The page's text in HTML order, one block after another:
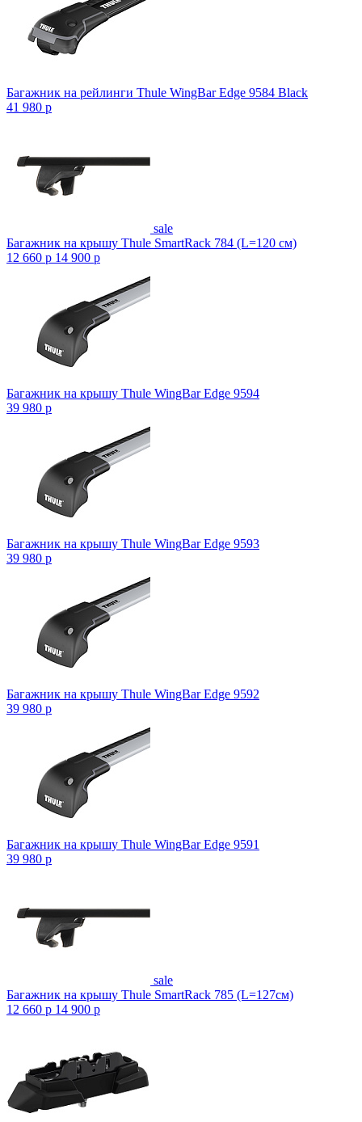
Багажник на рейлинги Thule WingBar Edge 9584 Black
41 980 p
sale
Багажник на крышу Thule SmartRack 784 (L=120 см)
12 660 p 14 900 p
Багажник на крышу Thule WingBar Edge 9594
39 980 p
Багажник на крышу Thule WingBar Edge 9593
39 980 p
Багажник на крышу Thule WingBar Edge 9592
39 980 p
Багажник на крышу Thule WingBar Edge 9591
39 980 p
sale
Багажник на крышу Thule SmartRack 785 (L=127см)
12 660 p 14 900 p